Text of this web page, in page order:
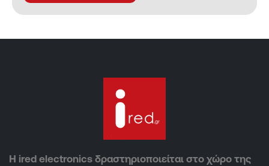
Η ired electronics δραστηριοποιείται στο χώρο της